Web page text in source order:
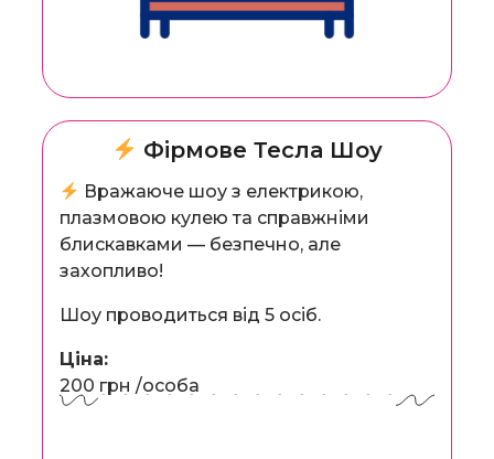
Фірмове Тесла Шоу
Вражаюче шоу з електрикою,
плазмовою кулею та справжніми
блискавками — безпечно, але
захопливо!
Шоу проводиться від 5 осіб.
Ціна:
200 грн /особа